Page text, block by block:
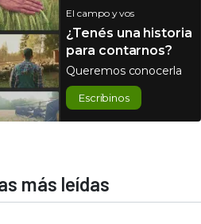
El campo y vos
¿Tenés una historia
para contarnos?
Queremos conocerla
Escribinos
más leídas